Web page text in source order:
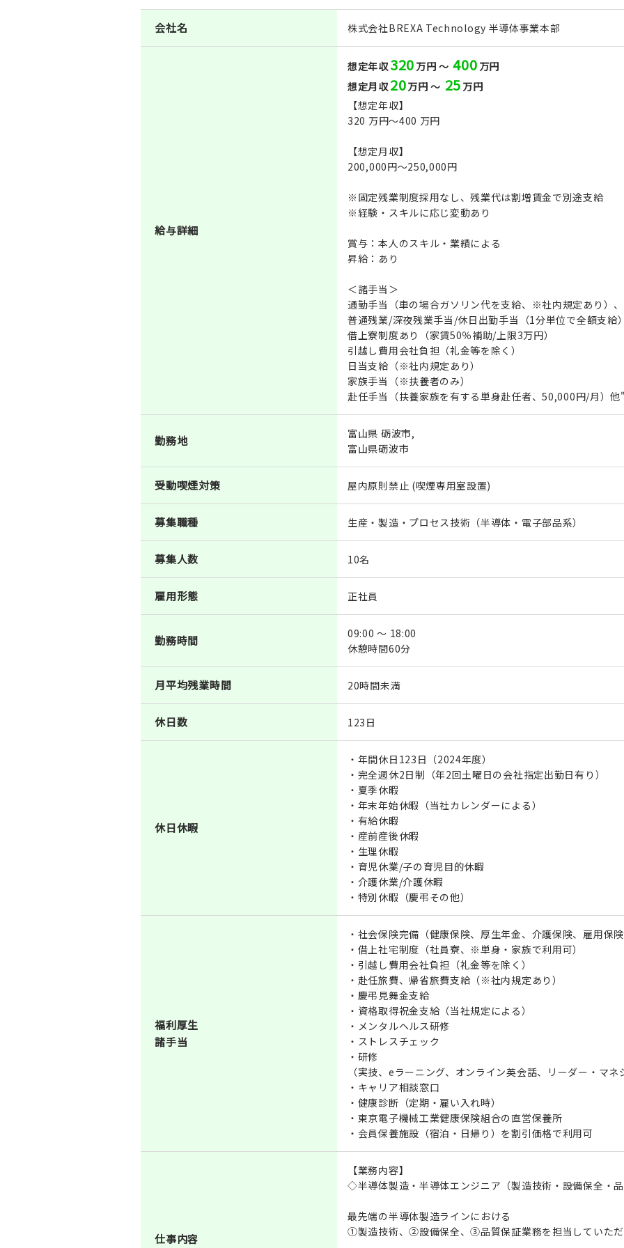
会社名 株式会社BREXA Technology 半導体事業本部
給与詳細
想定年収320 万円 ～ 400 万円
想定月収20万円 ～ 25 万円
【想定年収】
320 万円〜400 万円
【想定月収】
200,000円〜250,000円
※固定残業制度採用なし、残業代は割増賃金で別途支給
※経験・スキルに応じ変動あり
賞与：本人のスキル・業績による
昇給：あり
＜諸手当＞
通勤手当（車の場合ガソリン代を支給、※社内規定あり）、
普通残業/深夜残業手当/休日出勤手当（1分単位で全額支給）
借上寮制度あり（家賃50％補助/上限3万円）
引越し費用会社負担（礼金等を除く）
日当支給（※社内規定あり）
家族手当（※扶養者のみ）
赴任手当（扶養家族を有する単身赴任者、50,000円/月）他"
勤務地
富山県 砺波市,
富山県砺波市
受動喫煙対策 屋内原則禁止 (喫煙専用室設置)
募集職種 生産・製造・プロセス技術（半導体・電子部品系）
募集人数 10名
雇用形態 正社員
勤務時間
09:00 ～ 18:00
休憩時間60分
月平均残業時間 20時間未満
休日数 123日
休日休暇
・年間休日123日（2024年度）
・完全週休2日制（年2回土曜日の会社指定出勤日有り）
・夏季休暇
・年末年始休暇（当社カレンダーによる）
・有給休暇
・産前産後休暇
・生理休暇
・育児休業/子の育児目的休暇
・介護休業/介護休暇
・特別休暇（慶弔その他）
福利厚生
諸手当
・社会保険完備（健康保険、厚生年金、介護保険、雇用保険
・借上社宅制度（社員寮、※単身・家族で利用可）
・引越し費用会社負担（礼金等を除く）
・赴任旅費、帰省旅費支給（※社内規定あり）
・慶弔見舞金支給
・資格取得祝金支給（当社規定による）
・メンタルヘルス研修
・ストレスチェック
・研修
（実技、eラーニング、オンライン英会話、リーダー・マネ
・キャリア相談窓口
・健康診断（定期・雇い入れ時）
・東京電子機械工業健康保険組合の直営保養所
・会員保養施設（宿泊・日帰り）を割引価格で利用可
仕事内容
【業務内容】
◇半導体製造・半導体エンジニア（製造技術・設備保全・品
最先端の半導体製造ラインにおける
①製造技術、②設備保全、③品質保証業務を担当していただ